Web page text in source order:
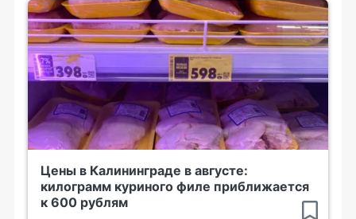
Цены в Калининграде в августе:
килограмм куриного филе приближается
к 600 рублям